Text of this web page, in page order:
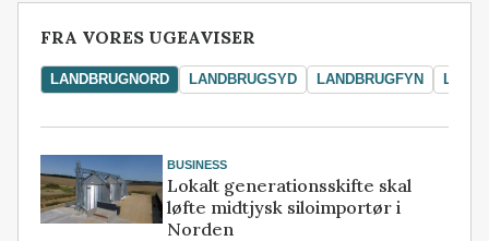
FRA VORES UGEAVISER
LANDBRUGNORD LANDBRUGSYD LANDBRUGFYN
BUSINESS
Lokalt generationsskifte skal
løfte midtjysk siloimportør i
Norden